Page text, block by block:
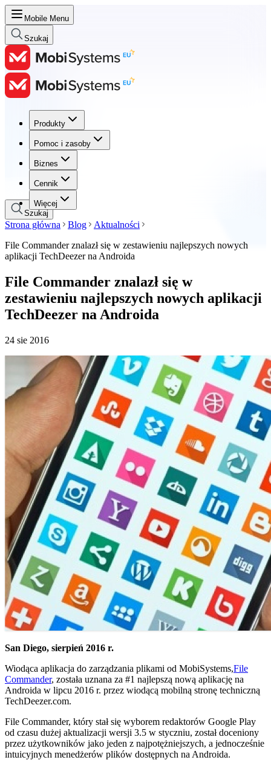
Mobile Menu
Szukaj
Produkty
Pomoc i zasoby
Biznes
Cennik
Więcej
Produkty
Pomoc i zasoby
Biznes
Cennik
Szukaj
Strona główna Blog
Aktualności
File Commander znalazł się w zestawieniu najlepszych nowych
aplikacji TechDeezer na Androida
File Commander znalazł się w
zestawieniu najlepszych nowych aplikacji
TechDeezer na Androida
24 sie 2016
San Diego, sierpień 2016 r.
Wiodąca aplikacja do zarządzania plikami od MobiSystems,File
Commander, została uznana za #1 najlepszą nową aplikację na
Androida w lipcu 2016 r. przez wiodącą mobilną stronę techniczną
TechDeezer.com.
File Commander, który stał się wyborem redaktorów Google Play
od czasu dużej aktualizacji wersji 3.5 w styczniu, został doceniony
przez użytkowników jako jeden z najpotężniejszych, a jednocześnie
intuicyjnych menedżerów plików dostępnych na Androida.